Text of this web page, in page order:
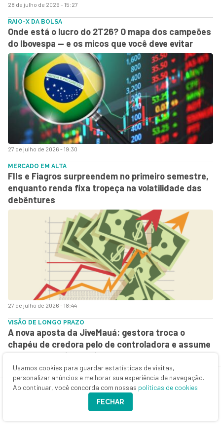
28 de julho de 2026 - 15:27
27 de julho de 2026 - 19:30
RAIO-X DA BOLSA
Onde está o lucro do 2T26? O mapa dos campeões
do Ibovespa — e os micos que você deve evitar
27 de julho de 2026 - 18:44
MERCADO EM ALTA
FIIs e Fiagros surpreendem no primeiro semestre,
enquanto renda fixa tropeça na volatilidade das
debêntures
VISÃO DE LONGO PRAZO
A nova aposta da JiveMauá: gestora troca o
chapéu de credora pelo de controladora e assume
Rota Verde Goiás — e já prepara novos passos
Usamos cookies para guardar estatísticas de visitas,
personalizar anúncios e melhorar sua experiência de navegação.
Ao continuar, você concorda com nossas políticas de cookies
FECHAR